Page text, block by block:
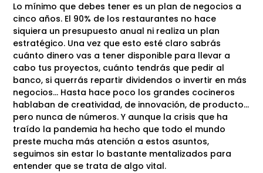
Lo mínimo que debes tener es un plan de negocios a
cinco años. El 90% de los restaurantes no hace
siquiera un presupuesto anual ni realiza un plan
estratégico. Una vez que esto esté claro sabrás
cuánto dinero vas a tener disponible para llevar a
cabo tus proyectos, cuánto tendrás que pedir al
banco, si querrás repartir dividendos o invertir en más
negocios… Hasta hace poco los grandes cocineros
hablaban de creatividad, de innovación, de producto…
pero nunca de números. Y aunque la crisis que ha
traído la pandemia ha hecho que todo el mundo
preste mucha más atención a estos asuntos,
seguimos sin estar lo bastante mentalizados para
entender que se trata de algo vital.